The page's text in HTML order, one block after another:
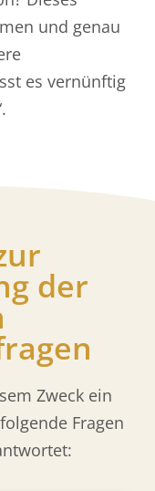
und genau
es vernünftig
der
Zweck ein
Fragen